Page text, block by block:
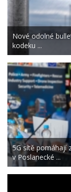
Nové odolné
kodeku ...
5G sítě pomáhají
v Poslanecké ...